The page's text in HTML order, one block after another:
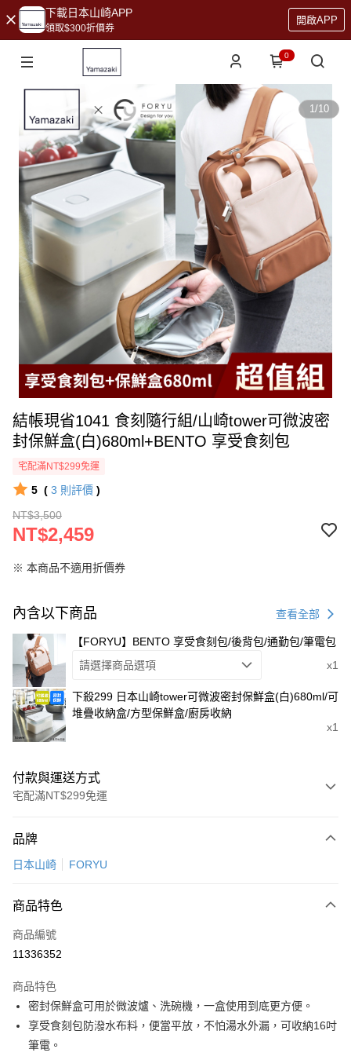
下載日本山崎APP
領取$300折價券
開啟APP
0
1/10
結帳現省1041 食刻隨行組/山崎tower可微波密
封保鮮盒(白)680ml+BENTO 享受食刻包
宅配滿NT$299免運
5 ( 3 則評價 )
NT$3,500
NT$2,459
※ 本商品不適用折價券
內含以下商品 查看全部
【FORYU】BENTO 享受食刻包/後背包/通勤包/筆電包
請選擇商品選項
x1
下殺299 日本山崎tower可微波密封保鮮盒(白)680ml/可
堆疊收納盒/方型保鮮盒/廚房收納
x1
付款與運送方式
宅配滿NT$299免運
信用卡一次付款
Apple Pay
悠遊付
全盈+PAY
大哥付你分期
相關說明
品牌
日本山崎 FORYU
商品特色
商品編號
11336352
商品特色
密封保鮮盒可用於微波爐、洗碗機，一盒使用到底更方便。
享受食刻包防潑水布料，便當平放，不怕湯水外漏，可收納16吋
筆電。